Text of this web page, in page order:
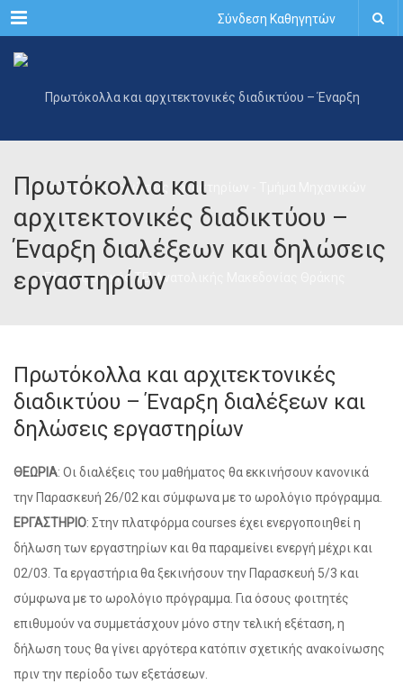
Menu Σύνδεση Καθηγητών
Πρωτόκολλα και
αρχιτεκτονικές διαδικτύου –
Έναρξη διαλέξεων και δηλώσεις
εργαστηρίων
Πρωτόκολλα και αρχιτεκτονικές
διαδικτύου – Έναρξη διαλέξεων και
δηλώσεις εργαστηρίων
ΘΕΩΡΙΑ: Οι διαλέξεις του μαθήματος θα εκκινήσουν κανονικά
την Παρασκευή 26/02 και σύμφωνα με το ωρολόγιο πρόγραμμα.
ΕΡΓΑΣΤΗΡΙΟ: Στην πλατφόρμα courses έχει ενεργοποιηθεί η
δήλωση των εργαστηρίων και θα παραμείνει ενεργή μέχρι και
02/03. Τα εργαστήρια θα ξεκινήσουν την Παρασκευή 5/3 και
σύμφωνα με το ωρολόγιο πρόγραμμα. Για όσους φοιτητές
επιθυμούν να συμμετάσχουν μόνο στην τελική εξέταση, η
δήλωση τους θα γίνει αργότερα κατόπιν σχετικής ανακοίνωσης
πριν την περίοδο των εξετάσεων.